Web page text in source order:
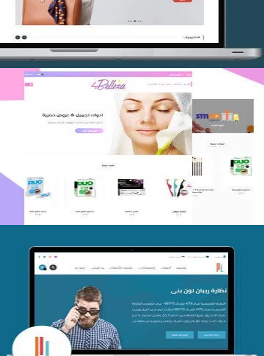
اعادة تصميم متجر فوربليزا
التفاصيل
تصميم متجر اي كير
التفاصيل